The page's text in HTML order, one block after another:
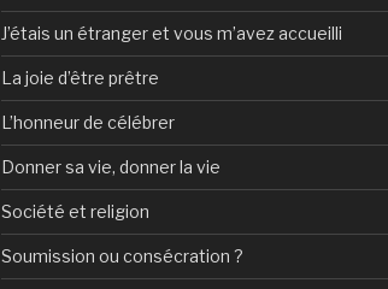
J’étais un étranger et vous m’avez accueilli
La joie d’être prêtre
L’honneur de célébrer
Donner sa vie, donner la vie
Société et religion
Soumission ou consécration ?